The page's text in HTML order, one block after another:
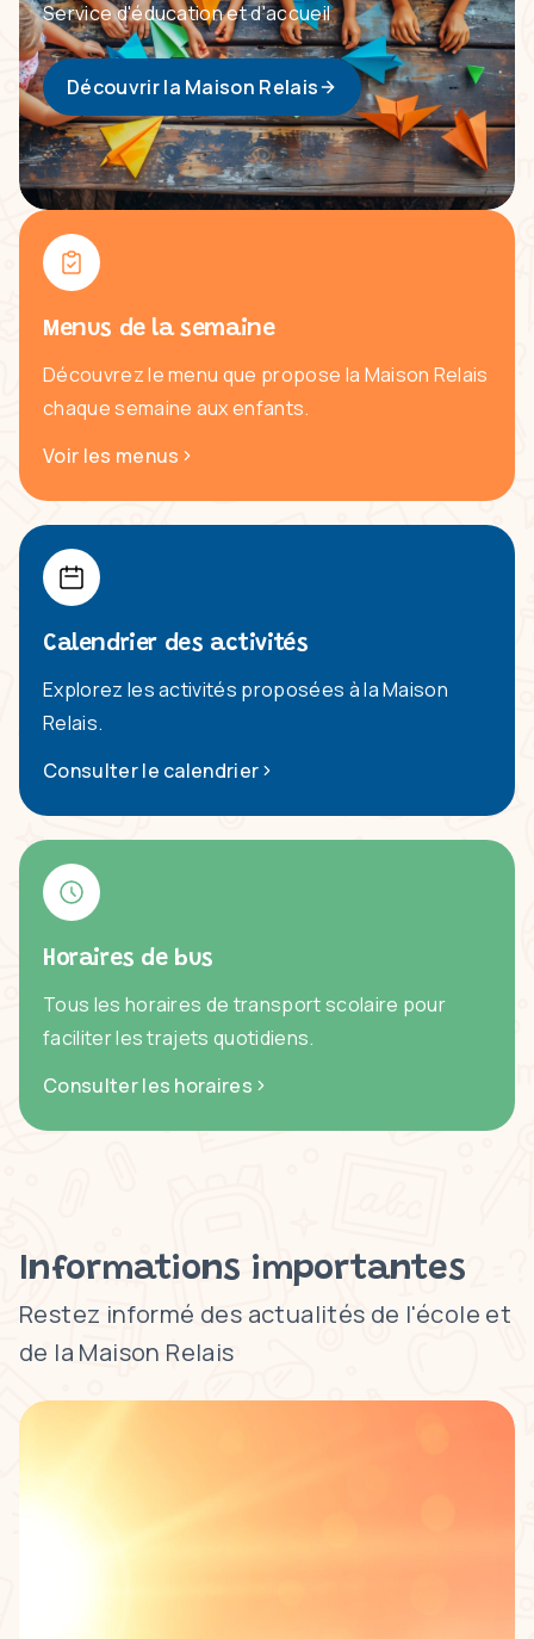
Service d'éducation et d'accueil
Découvrir la Maison Relais
Menus de la semaine
Découvrez le menu que propose la Maison Relais
chaque semaine aux enfants.
Voir les menus
Calendrier des activités
Explorez les activités proposées à la Maison
Relais.
Consulter le calendrier
Horaires de bus
Tous les horaires de transport scolaire pour
faciliter les trajets quotidiens.
Consulter les horaires
Informations importantes
Restez informé des actualités de l'école et
de la Maison Relais